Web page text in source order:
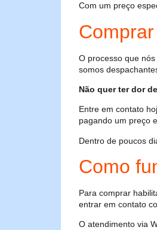
Com um preço
O processo que
somos
Não quer ter dor
Entre em contato
pagando um preço
Dentro de poucos
Como
Para comprar
entrar em contato
O atendimento via